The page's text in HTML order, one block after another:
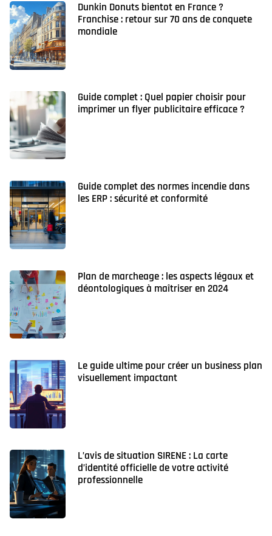
Dunkin Donuts bientot en France ?
Franchise : retour sur 70 ans de conquete
mondiale
Guide complet : Quel papier choisir pour
imprimer un flyer publicitaire efficace ?
Guide complet des normes incendie dans
les ERP : sécurité et conformité
Plan de marcheage : les aspects légaux et
déontologiques à maîtriser en 2024
Le guide ultime pour créer un business plan
visuellement impactant
L’avis de situation SIRENE : La carte
d’identité officielle de votre activité
professionnelle